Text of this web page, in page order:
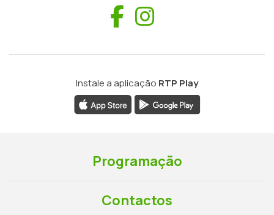
Facebook
Instale a aplicação RTP Play
Programação
Contactos